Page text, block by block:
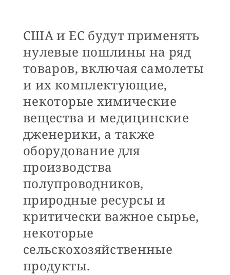
США и ЕС будут применять
нулевые пошлины на ряд
товаров, включая самолеты
и их комплектующие,
некоторые химические
вещества и медицинские
дженерики, а также
оборудование для
производства
полупроводников,
природные ресурсы и
критически важное сырье,
некоторые
сельскохозяйственные
продукты.